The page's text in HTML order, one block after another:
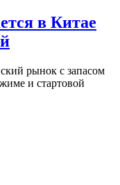
в Китае
рынок с запасом
и стартовой